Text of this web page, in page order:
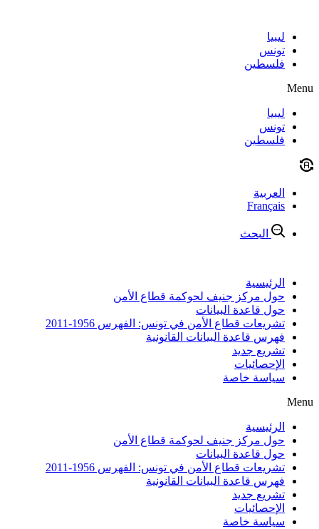
contentليبيا
تونس
فلسطين
Menu
ليبيا
تونس
فلسطين
العربية
Français
البحث
الرئيسية
حول مركز جنيف لحوكمة قطاع الأمن
حول قاعدة البيانات
تشريعات قطاع الأمن في تونس: الفهرس 1956-2011
فهرس قاعدة البيانات القانونية
تشريع جديد
الإحصائيات
سياسة خاصة
Menu
الرئيسية
حول مركز جنيف لحوكمة قطاع الأمن
حول قاعدة البيانات
تشريعات قطاع الأمن في تونس: الفهرس 1956-2011
فهرس قاعدة البيانات القانونية
تشريع جديد
الإحصائيات
سياسة خاصة